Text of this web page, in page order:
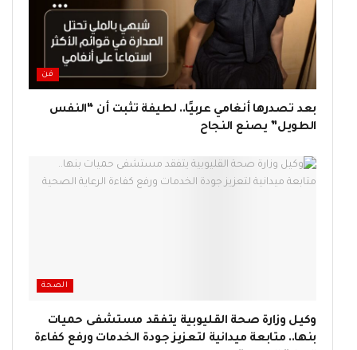
فن
بعد تصدرها أنغامي عربيًا.. لطيفة تثبت أن “النفس
الطويل” يصنع النجاح
الصحة
وكيل وزارة صحة القليوبية يتفقد مستشفى حميات
بنها.. متابعة ميدانية لتعزيز جودة الخدمات ورفع كفاءة